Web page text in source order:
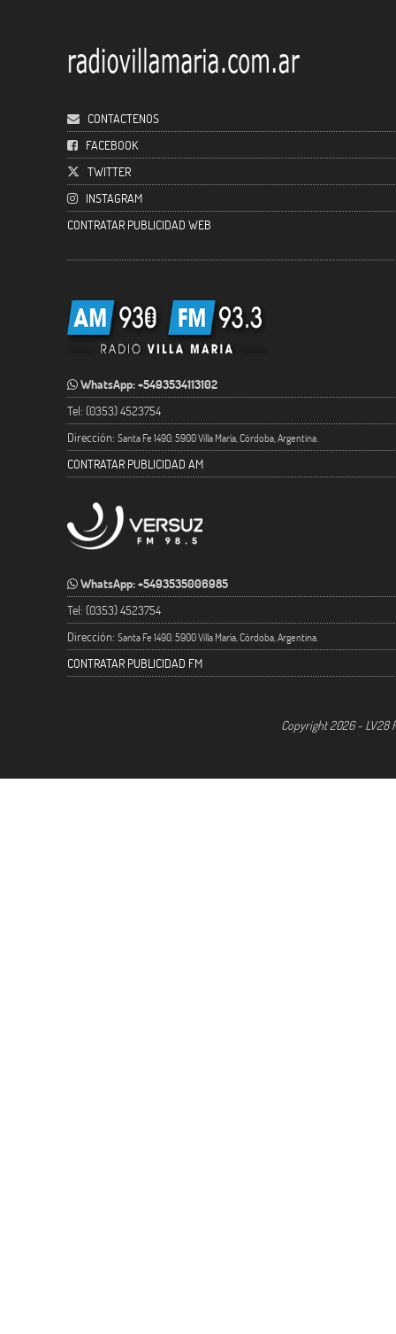
CONTACTENOS
FACEBOOK
TWITTER
INSTAGRAM
CONTRATAR PUBLICIDAD WEB
WhatsApp: +5493534113102
Tel: (0353) 4523754
Dirección: Santa Fe 1490. 5900 Villa María, Córdoba, Argentina.
CONTRATAR PUBLICIDAD AM
WhatsApp: +5493535006985
Tel: (0353) 4523754
Dirección: Santa Fe 1490. 5900 Villa María, Córdoba, Argentina.
CONTRATAR PUBLICIDAD FM
Copyright 2026 - LV28